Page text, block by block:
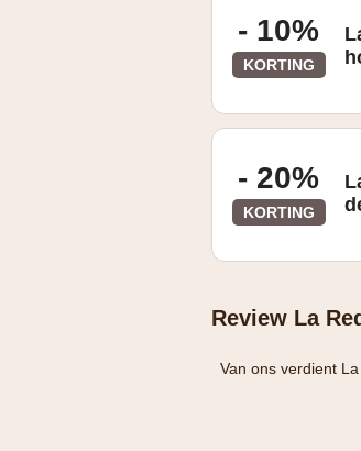
- 10%
KORTING
- 20%
KORTING
Review La
Van ons verdient